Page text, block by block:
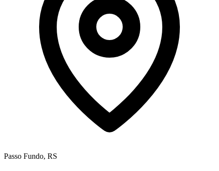
Passo Fundo, RS